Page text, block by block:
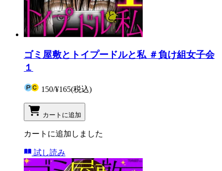
ゴミ屋敷とトイプードルと私 ＃負け組女子会
１
150/¥165(税込)
カートに追加
カートに追加しました
試し読み